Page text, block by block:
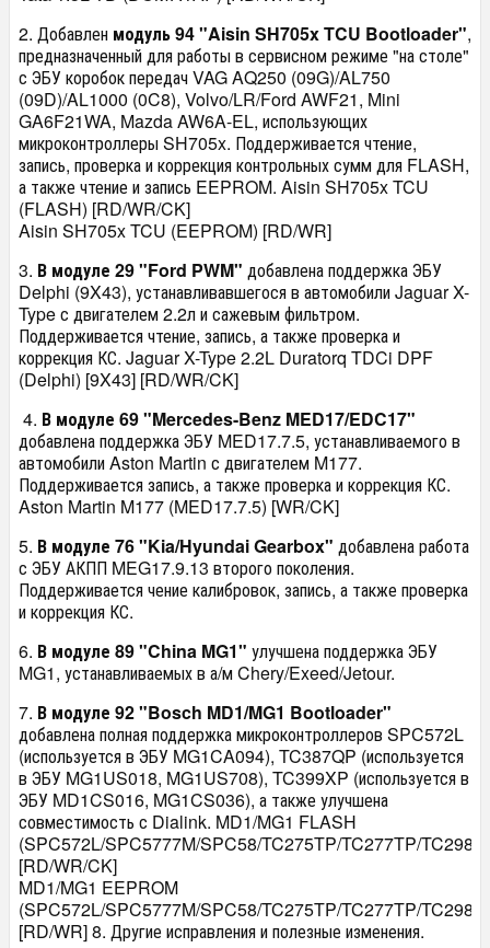
2. Добавлен модуль 94 "Aisin SH705x TCU Bootloader",
предназначенный для работы в сервисном режиме "на столе"
с ЭБУ коробок передач VAG AQ250 (09G)/AL750
(09D)/AL1000 (0C8), Volvo/LR/Ford AWF21, Mini
GA6F21WA, Mazda AW6A-EL, использующих
микроконтроллеры SH705x. Поддерживается чтение,
запись, проверка и коррекция контрольных сумм для FLASH,
а также чтение и запись EEPROM. Aisin SH705x TCU
(FLASH) [RD/WR/CK]
Aisin SH705x TCU (EEPROM) [RD/WR]
3. В модуле 29 "Ford PWM" добавлена поддержка ЭБУ
Delphi (9X43), устанавливавшегося в автомобили Jaguar X-
Type с двигателем 2.2л и сажевым фильтром.
Поддерживается чтение, запись, а также проверка и
коррекция КС. Jaguar X-Type 2.2L Duratorq TDCi DPF
(Delphi) [9X43] [RD/WR/CK]
4. В модуле 69 "Mercedes-Benz MED17/EDC17"
добавлена поддержка ЭБУ MED17.7.5, устанавливаемого в
автомобили Aston Martin с двигателем M177.
Поддерживается запись, а также проверка и коррекция КС.
Aston Martin M177 (MED17.7.5) [WR/CK]
5. В модуле 76 "Kia/Hyundai Gearbox" добавлена работа
с ЭБУ АКПП MEG17.9.13 второго поколения.
Поддерживается чение калибровок, запись, а также проверка
и коррекция КС.
6. В модуле 89 "China MG1" улучшена поддержка ЭБУ
MG1, устанавливаемых в а/м Chery/Exeed/Jetour.
7. В модуле 92 "Bosch MD1/MG1 Bootloader"
добавлена полная поддержка микроконтроллеров SPC572L
(используется в ЭБУ MG1CA094), TC387QP (используется
в ЭБУ MG1US018, MG1US708), TC399XP (используется в
ЭБУ MD1CS016, MG1CS036), а также улучшена
совместимость с Dialink. MD1/MG1 FLASH
(SPC572L/SPC5777M/SPC58/TC275TP/TC277TP/
[RD/WR/CK]
MD1/MG1 EEPROM
(SPC572L/SPC5777M/SPC58/TC275TP/TC277TP/
[RD/WR] 8. Другие исправления и полезные изменения.